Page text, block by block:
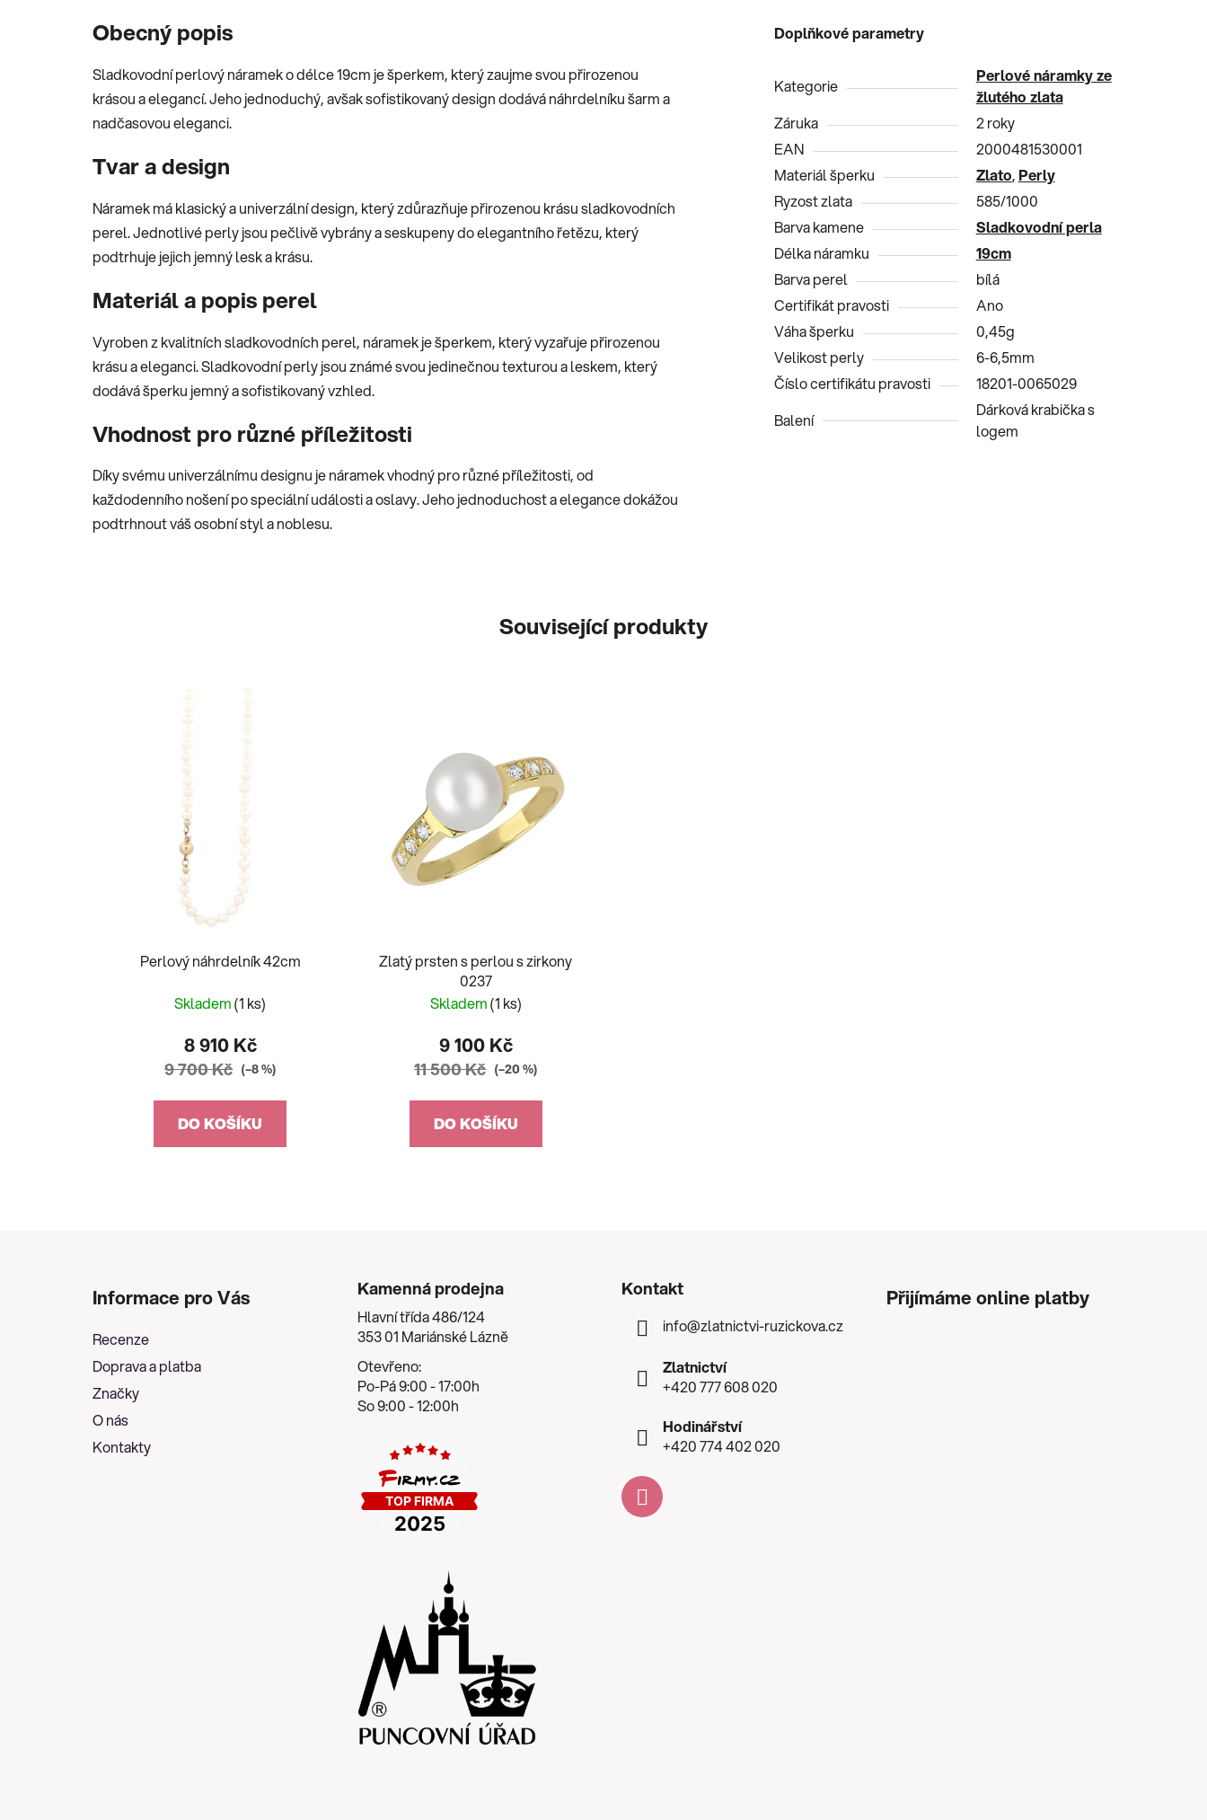
Obecný popis
Sladkovodní perlový náramek o délce 19cm je šperkem, který zaujme svou přirozenou
krásou a elegancí. Jeho jednoduchý, avšak sofistikovaný design dodává náhrdelníku šarm a
nadčasovou eleganci.
Tvar a design
Náramek má klasický a univerzální design, který zdůrazňuje přirozenou krásu sladkovodních
perel. Jednotlivé perly jsou pečlivě vybrány a seskupeny do elegantního řetězu, který
podtrhuje jejich jemný lesk a krásu.
Materiál a popis perel
Vyroben z kvalitních sladkovodních perel, náramek je šperkem, který vyzařuje přirozenou
krásu a eleganci. Sladkovodní perly jsou známé svou jedinečnou texturou a leskem, který
dodává šperku jemný a sofistikovaný vzhled.
Vhodnost pro různé příležitosti
Díky svému univerzálnímu designu je náramek vhodný pro různé příležitosti, od
každodenního nošení po speciální události a oslavy. Jeho jednoduchost a elegance dokážou
podtrhnout váš osobní styl a noblesu.
Doplňkové parametry
Kategorie
Perlové náramky ze
žlutého zlata
Záruka
2 roky
EAN
2000481530001
Materiál šperku
Zlato, Perly
Ryzost zlata
585/1000
Barva kamene
Sladkovodní perla
Délka náramku
19cm
Barva perel
bílá
Certifikát pravosti
Ano
Váha šperku
0,45g
Velikost perly
6-6,5mm
Číslo certifikátu pravosti
18201-0065029
Balení
Dárková krabička s
logem
Související produkty
Perlový náhrdelník 42cm
Skladem(1 ks)
8 910 Kč
9 700 Kč (–8 %)
DO KOŠÍKU
Zlatý prsten s perlou s zirkony
0237
Skladem(1 ks)
9 100 Kč
11 500 Kč (–20 %)
DO KOŠÍKU
Informace pro Vás
Recenze
Doprava a platba
Značky
O nás
Kontakty
Kamenná prodejna
Hlavní třída 486/124
353 01 Mariánské Lázně
Otevřeno:
Po-Pá 9:00 - 17:00h
So 9:00 - 12:00h
Kontakt
info@zlatnictvi-ruzickova.cz
Zlatnictví
+420 777 608 020
Hodinářství
+420 774 402 020
Přijímáme online platby